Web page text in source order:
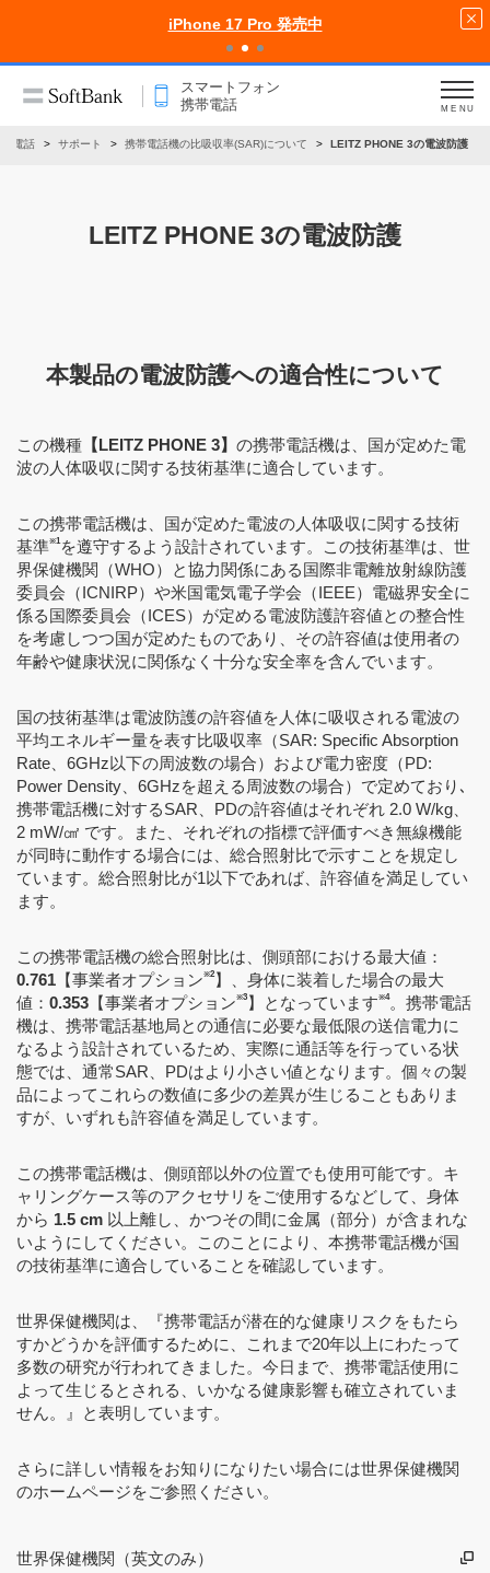
iPhone 17 Pro 発売中
スマートフォン
携帯電話
MENU
帯電話 サポート 携帯電話機の比吸収率(SAR)について LEITZ PHONE 3の電波防護
LEITZ PHONE 3の電波防護
本製品の電波防護への適合性について
この機種 【LEITZ PHONE 3】 の携帯電話機は、国が定めた電
波の人体吸収に関する技術基準に適合しています。
この携帯電話機は、国が定めた電波の人体吸収に関する技術
基準※1を遵守するよう設計されています。この技術基準は、世
界保健機関（WHO）と協力関係にある国際非電離放射線防護
委員会（ICNIRP）や米国電気電子学会（IEEE）電磁界安全に
係る国際委員会（ICES）が定める電波防護許容値との整合性
を考慮しつつ国が定めたものであり、その許容値は使用者の
年齢や健康状況に関係なく十分な安全率を含んでいます。
国の技術基準は電波防護の許容値を人体に吸収される電波の
平均エネルギー量を表す比吸収率（SAR: Specific Absorption
Rate、6GHz以下の周波数の場合）および電力密度（PD:
Power Density、6GHzを超える周波数の場合）で定めており､
携帯電話機に対するSAR、PDの許容値はそれぞれ 2.0 W/kg、
2 mW/㎠ です。また、それぞれの指標で評価すべき無線機能
が同時に動作する場合には、総合照射比で示すことを規定し
ています。総合照射比が1以下であれば、許容値を満足してい
ます。
この携帯電話機の総合照射比は、側頭部における最大値：
0.761 【事業者オプション※2】、身体に装着した場合の最大
値： 0.353 【事業者オプション※3 】となっています※4。携帯電話
機は、携帯電話基地局との通信に必要な最低限の送信電力に
なるよう設計されているため、実際に通話等を行っている状
態では、通常SAR、PDはより小さい値となります。個々の製
品によってこれらの数値に多少の差異が生じることもありま
すが、いずれも許容値を満足しています。
この携帯電話機は、側頭部以外の位置でも使用可能です。キ
ャリングケース等のアクセサリをご使用するなどして、身体
から 1.5 cm 以上離し、かつその間に金属（部分）が含まれな
いようにしてください。このことにより、本携帯電話機が国
の技術基準に適合していることを確認しています。
世界保健機関は、『携帯電話が潜在的な健康リスクをもたら
すかどうかを評価するために、これまで20年以上にわたって
多数の研究が行われてきました。今日まで、携帯電話使用に
よって生じるとされる、いかなる健康影響も確立されていま
せん。』と表明しています。
さらに詳しい情報をお知りになりたい場合には世界保健機関
のホームページをご参照ください。
世界保健機関（英文のみ）